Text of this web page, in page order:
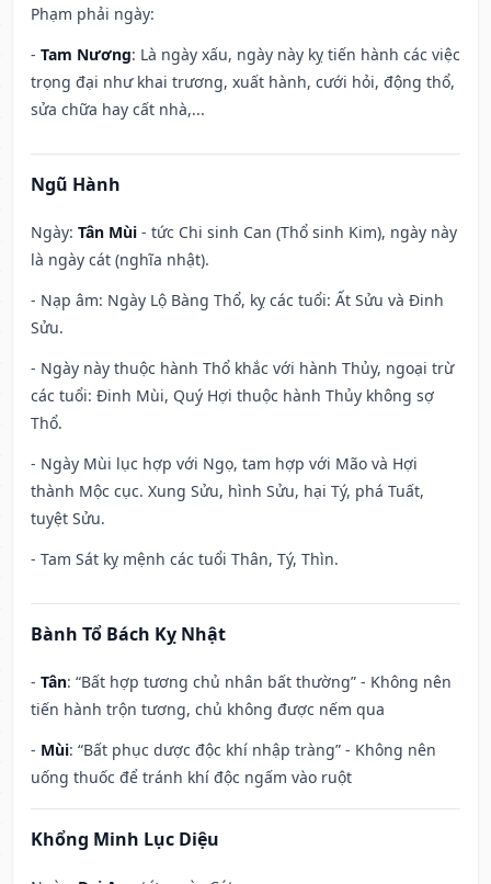
Phạm phải ngày:
- Tam Nương: Là ngày xấu, ngày này kỵ tiến hành các việc
trọng đại như khai trương, xuất hành, cưới hỏi, động thổ,
sửa chữa hay cất nhà,...
Ngũ Hành
Ngày: Tân Mùi - tức Chi sinh Can (Thổ sinh Kim), ngày này
là ngày cát (nghĩa nhật).
- Nạp âm: Ngày Lộ Bàng Thổ, kỵ các tuổi: Ất Sửu và Đinh
Sửu.
- Ngày này thuộc hành Thổ khắc với hành Thủy, ngoại trừ
các tuổi: Đinh Mùi, Quý Hợi thuộc hành Thủy không sợ
Thổ.
- Ngày Mùi lục hợp với Ngọ, tam hợp với Mão và Hợi
thành Mộc cục. Xung Sửu, hình Sửu, hại Tý, phá Tuất,
tuyệt Sửu.
- Tam Sát kỵ mệnh các tuổi Thân, Tý, Thìn.
Bành Tổ Bách Kỵ Nhật
- Tân: “Bất hợp tương chủ nhân bất thường” - Không nên
tiến hành trộn tương, chủ không được nếm qua
- Mùi: “Bất phục dược độc khí nhập tràng” - Không nên
uống thuốc để tránh khí độc ngấm vào ruột
Khổng Minh Lục Diệu